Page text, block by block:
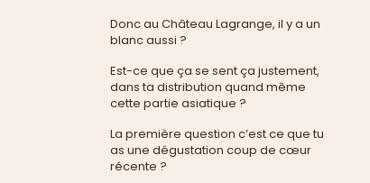
Donc au Château Lagrange, il y a un
blanc aussi ?
Est-ce que ça se sent ça justement,
dans ta distribution quand même
cette partie asiatique ?
La première question c’est ce que tu
as une dégustation coup de cœur
récente ?